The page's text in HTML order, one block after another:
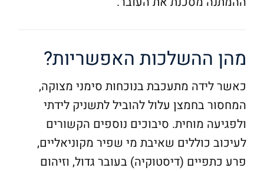
מהן ההשלכות האפשריות?
כאשר לידה מתעכבת בנוכחות סימני מצוקה,
המחסור בחמצן עלול להוביל לתשניק לידתי
ולפגיעה מוחית. סיבוכים נוספים הקשורים
לעיכוב כוללים שאיבת מי שפיר מקוניאליים,
פרע כתפיים (דיסטוקיה) בעובר גדול, וזיהום